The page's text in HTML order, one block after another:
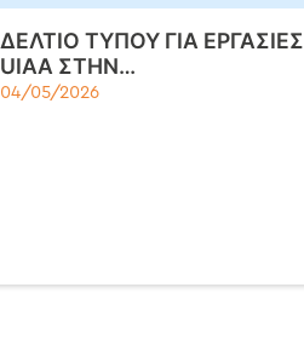
ΔΕΛΤΙΟ ΤΥΠΟΥ ΓΙΑ ΕΡΓΑΣΙΕΣ
UIAA ΣΤΗΝ…
04/05/2026